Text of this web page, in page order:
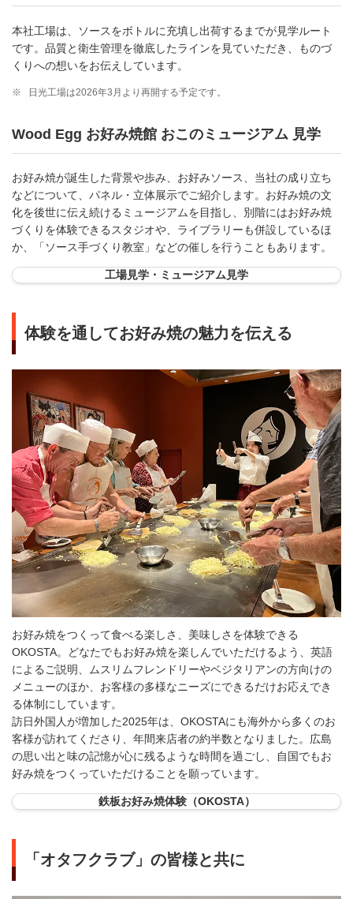
本社工場は、ソースをボトルに充填し出荷するまでが見学ルート
です。品質と衛生管理を徹底したラインを見ていただき、ものづ
くりへの想いをお伝えしています。
※ 日光工場は2026年3月より再開する予定です。
Wood Egg お好み焼館 おこのミュージアム 見学
お好み焼が誕生した背景や歩み、お好みソース、当社の成り立ち
などについて、パネル・立体展示でご紹介します。お好み焼の文
化を後世に伝え続けるミュージアムを目指し、別階にはお好み焼
づくりを体験できるスタジオや、ライブラリーも併設しているほ
か、「ソース手づくり教室」などの催しを行うこともあります。
工場見学・ミュージアム見学
体験を通してお好み焼の魅力を伝える
お好み焼をつくって食べる楽しさ、美味しさを体験できる
OKOSTA。どなたでもお好み焼を楽しんでいただけるよう、英語
によるご説明、ムスリムフレンドリーやベジタリアンの方向けの
メニューのほか、お客様の多様なニーズにできるだけお応えでき
る体制にしています。
訪日外国人が増加した2025年は、OKOSTAにも海外から多くのお
客様が訪れてくださり、年間来店者の約半数となりました。広島
の思い出と味の記憶が心に残るような時間を過ごし、自国でもお
好み焼をつくっていただけることを願っています。
鉄板お好み焼体験（OKOSTA）
「オタフクラブ」の皆様と共に